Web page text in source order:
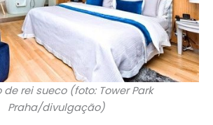
de rei sueco (foto: Tower Park
Praha/divulgação)